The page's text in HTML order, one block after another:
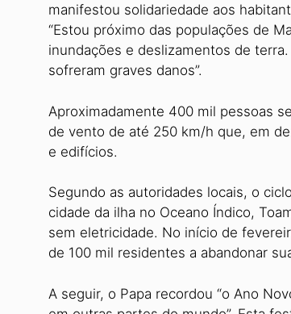
manifestou solidariedade aos
“Estou próximo das populações de
inundações e deslizamentos de
sofreram graves danos”.
Aproximadamente 400 mil pessoas
de vento de até 250 km/h que, em
e edifícios.
Segundo as autoridades locais, o
cidade da ilha no Oceano Índico,
sem eletricidade. No início de
de 100 mil residentes a abandonar
A seguir, o Papa recordou “o Ano